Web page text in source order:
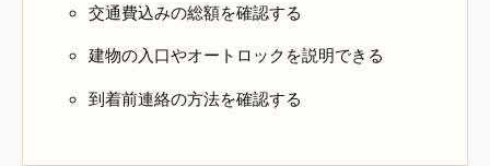
交通費込みの総額を確認する
建物の入口やオートロックを説明できる
到着前連絡の方法を確認する